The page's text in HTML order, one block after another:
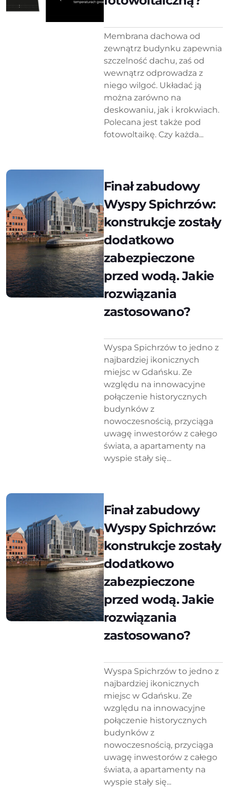
Membrana dachowa od
zewnątrz budynku zapewnia
szczelność dachu, zaś od
wewnątrz odprowadza z
niego wilgoć. Układać ją
można zarówno na
deskowaniu, jak i krokwiach.
Polecana jest także pod
fotowoltaikę. Czy każda...
Finał zabudowy
Wyspy Spichrzów:
konstrukcje zostały
dodatkowo
zabezpieczone
przed wodą. Jakie
rozwiązania
zastosowano?
Wyspa Spichrzów to jedno z
najbardziej ikonicznych
miejsc w Gdańsku. Ze
względu na innowacyjne
połączenie historycznych
budynków z
nowoczesnością, przyciąga
uwagę inwestorów z całego
świata, a apartamenty na
wyspie stały się...
Finał zabudowy
Wyspy Spichrzów:
konstrukcje zostały
dodatkowo
zabezpieczone
przed wodą. Jakie
rozwiązania
zastosowano?
Wyspa Spichrzów to jedno z
najbardziej ikonicznych
miejsc w Gdańsku. Ze
względu na innowacyjne
połączenie historycznych
budynków z
nowoczesnością, przyciąga
uwagę inwestorów z całego
świata, a apartamenty na
wyspie stały się...